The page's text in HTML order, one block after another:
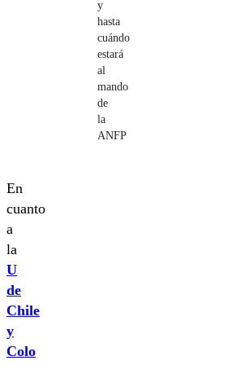
y
hasta
cuándo
estará
al
mando
de
la
ANFP
En
cuanto
a
la
U
de
Chile
y
Colo